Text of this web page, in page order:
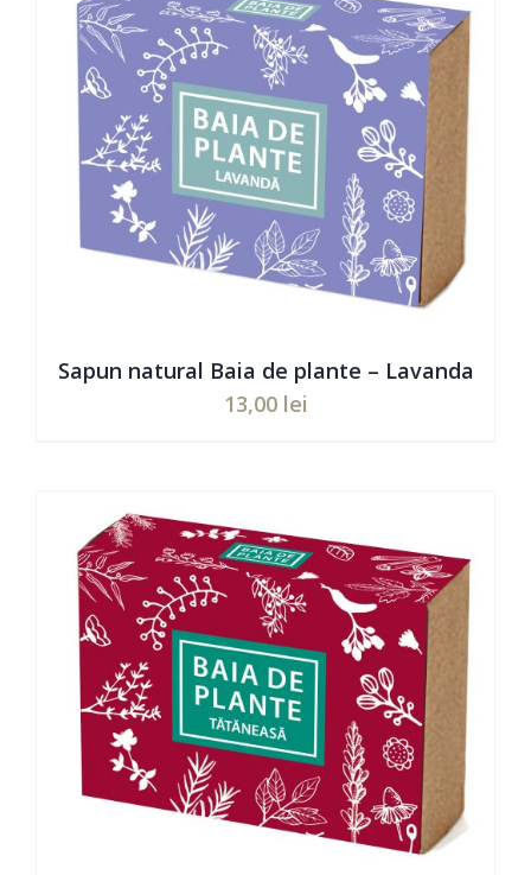
Evaluat
la5.00din 5
ADAUGĂ ÎN COȘ / DETAILS
Sapun natural Baia de plante – Lavanda
13,00 lei